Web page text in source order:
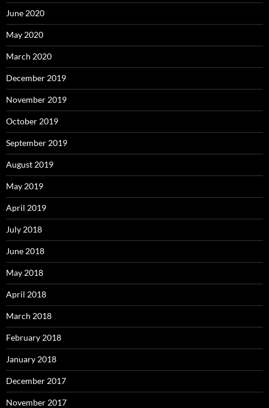
June 2020
May 2020
March 2020
December 2019
November 2019
October 2019
September 2019
August 2019
May 2019
April 2019
July 2018
June 2018
May 2018
April 2018
March 2018
February 2018
January 2018
December 2017
November 2017